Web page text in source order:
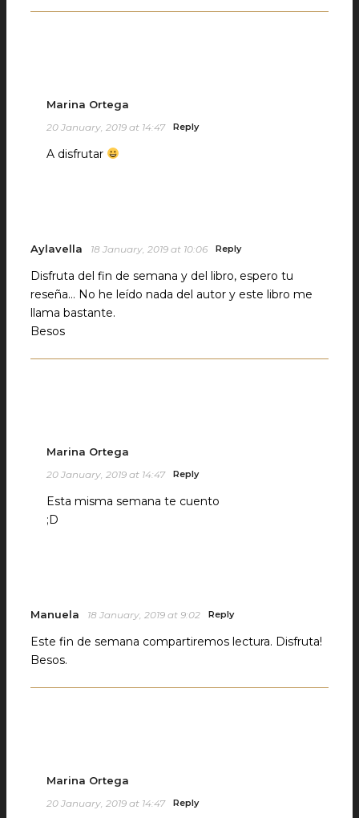
Marina Ortega
20 January, 2019 at 14:47 Reply
A disfrutar
Aylavella 18 January, 2019 at 10:06 Reply
Disfruta del fin de semana y del libro, espero tu
reseña… No he leído nada del autor y este libro me
llama bastante.
Besos
Marina Ortega
20 January, 2019 at 14:47 Reply
Esta misma semana te cuento
;D
Manuela 18 January, 2019 at 9:02 Reply
Este fin de semana compartiremos lectura. Disfruta!
Besos.
Marina Ortega
20 January, 2019 at 14:47 Reply